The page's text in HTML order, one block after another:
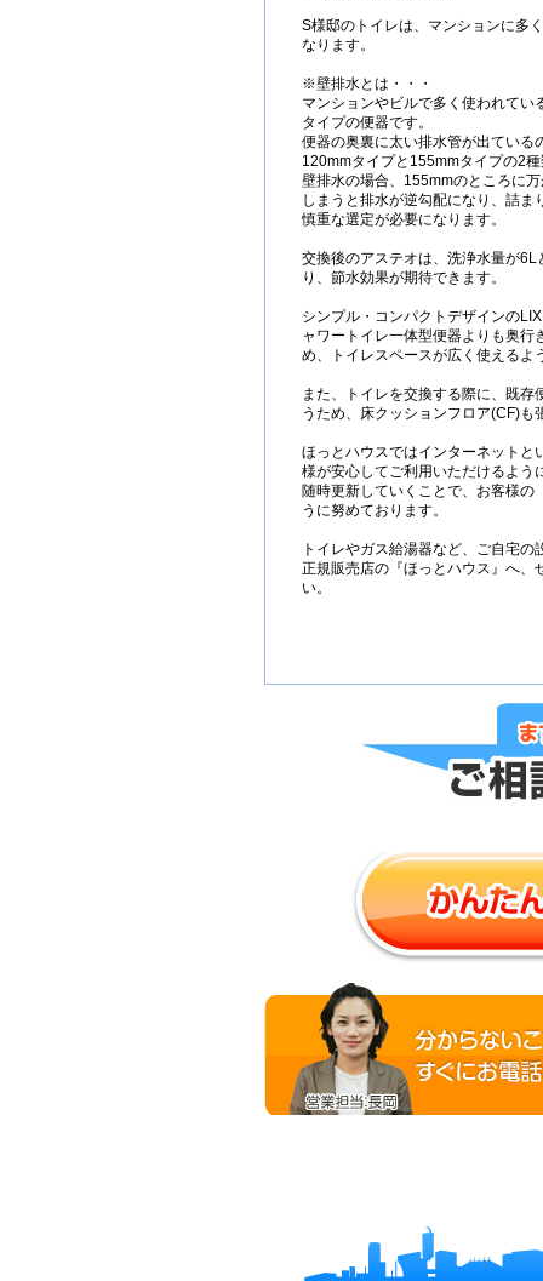
S様邸のトイレは、マンションに多
なります。
※壁排水とは・・・
マンションやビルで多く使われてい
タイプの便器です。
便器の奥裏に太い排水管が出ている
120mmタイプと155mmタイプの2
壁排水の場合、155mmのところに
しまうと排水が逆勾配になり、詰ま
慎重な選定が必要になります。
交換後のアステオは、洗浄水量が6L
り、節水効果が期待できます。
シンプル・コンパクトデザインの
ャワートイレ一体型便器よりも奥行
め、トイレスペースが広く使えるよ
また、トイレを交換する際に、既存
うため、床クッションフロア(CF)も
ほっとハウスではインターネットと
様が安心してご利用いただけるよう
随時更新していくことで、お客様の
うに努めております。
トイレやガス給湯器など、ご自宅
正規販売店の『ほっとハウス』へ、
い。